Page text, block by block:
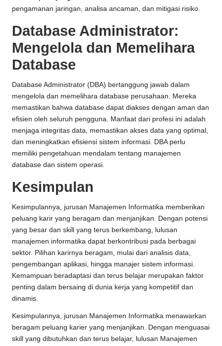
pengamanan jaringan, analisa ancaman, dan mitigasi risiko.
Database Administrator:
Mengelola dan Memelihara
Database
Database Administrator (DBA) bertanggung jawab dalam
mengelola dan memelihara database perusahaan. Mereka
memastikan bahwa database dapat diakses dengan aman dan
efisien oleh seluruh pengguna. Manfaat dari profesi ini adalah
menjaga integritas data, memastikan akses data yang optimal,
dan meningkatkan efisiensi sistem informasi. DBA perlu
memiliki pengetahuan mendalam tentang manajemen
database dan sistem operasi.
Kesimpulan
Kesimpulannya, jurusan Manajemen Informatika memberikan
peluang karir yang beragam dan menjanjikan. Dengan potensi
yang besar dan skill yang terus berkembang, lulusan
manajemen informatika dapat berkontribusi pada berbagai
sektor. Pilihan karirnya beragam, mulai dari analisis data,
pengembangan aplikasi, hingga manajer sistem informasi.
Kemampuan beradaptasi dan terus belajar merupakan faktor
penting dalam bersaing di dunia kerja yang kompetitif dan
dinamis.
Kesimpulannya, jurusan Manajemen Informatika menawarkan
beragam peluang karier yang menjanjikan. Dengan menguasai
skill yang dibutuhkan dan terus belajar, lulusan Manajemen